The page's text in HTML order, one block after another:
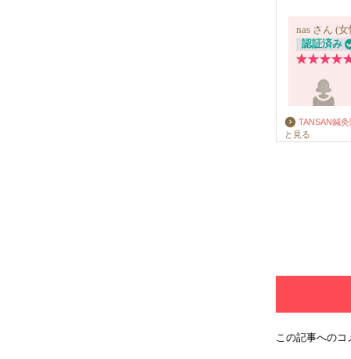
TANSAN鍼
と見る
この記事へのコ